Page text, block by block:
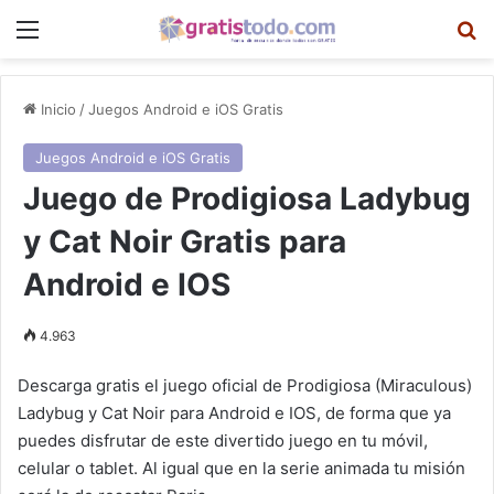
Menú
Inicio /Juegos Android e iOS Gratis
Juegos Android e iOS Gratis
Juego de Prodigiosa Ladybug
y Cat Noir Gratis para
Android e IOS
4.963
Descarga gratis el juego oficial de Prodigiosa (Miraculous)
Ladybug y Cat Noir para Android e IOS, de forma que ya
puedes disfrutar de este divertido juego en tu móvil,
celular o tablet. Al igual que en la serie animada tu misión